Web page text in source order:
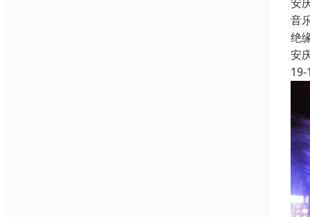
音
绝
安
19-